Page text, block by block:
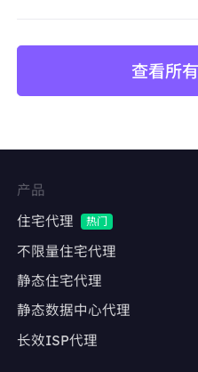
矩阵账号运营
多账号管理
维持账号稳定的登
内容发布与互动
自动化发帖、点赞、
避免因IP变动导致
查看所
产品
住宅代理
热门
不限量住宅代理
静态住宅代理
静态数据中心代理
长效ISP代理